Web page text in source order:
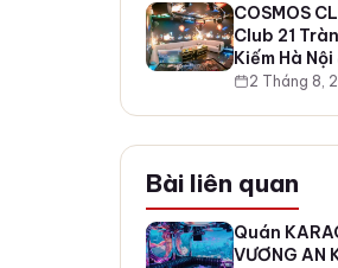
COSMOS
Club 21
Kiếm Hà
2 Tháng 8,
Bài liên quan
Quán
VƯƠNG AN